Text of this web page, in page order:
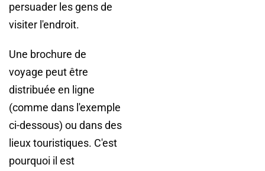
persuader les gens de
visiter l'endroit.
Une brochure de
voyage peut être
distribuée en ligne
(comme dans l'exemple
ci-dessous) ou dans des
lieux touristiques. C'est
pourquoi il est